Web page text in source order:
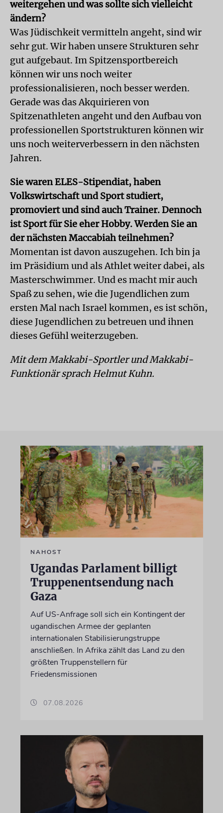
weitergehen und was sollte sich vielleicht
ändern?
Was Jüdischkeit vermitteln angeht, sind wir
sehr gut. Wir haben unsere Strukturen sehr
gut aufgebaut. Im Spitzensportbereich
können wir uns noch weiter
professionalisieren, noch besser werden.
Gerade was das Akquirieren von
Spitzenathleten angeht und den Aufbau von
professionellen Sportstrukturen können wir
uns noch weiterverbessern in den nächsten
Jahren.
Sie waren ELES-Stipendiat, haben
Volkswirtschaft und Sport studiert,
promoviert und sind auch Trainer. Dennoch
ist Sport für Sie eher Hobby. Werden Sie an
der nächsten Maccabiah teilnehmen?
Momentan ist davon auszugehen. Ich bin ja
im Präsidium und als Athlet weiter dabei, als
Masterschwimmer. Und es macht mir auch
Spaß zu sehen, wie die Jugendlichen zum
ersten Mal nach Israel kommen, es ist schön,
diese Jugendlichen zu betreuen und ihnen
dieses Gefühl weiterzugeben.
Mit dem Makkabi-Sportler und Makkabi-
Funktionär sprach Helmut Kuhn.
NAHOST
Ugandas Parlament billigt
Truppenentsendung nach
Gaza
Auf US-Anfrage soll sich ein Kontingent der
ugandischen Armee der geplanten
internationalen Stabilisierungstruppe
anschließen. In Afrika zählt das Land zu den
größten Truppenstellern für
Friedensmissionen
07.08.2026